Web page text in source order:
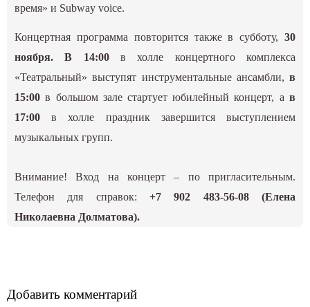
время» и Subway voice.
Концертная программа повторится также в субботу, 30
ноября. В 14:00в холле концертного комплекса
«Театральный» выступят инструментальные ансамбли, в
15:00в большом зале стартует юбилейный концерт, а в
17:00в холле праздник завершится выступлением
музыкальных групп.
Внимание! Вход на концерт – по пригласительным.
Телефон для справок: +7 902 483-56-08 (Елена
Николаевна Долматова).
Добавить комментарий